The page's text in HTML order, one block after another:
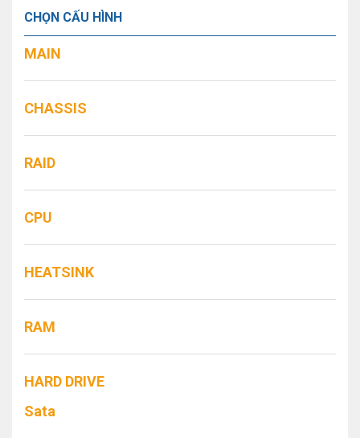
CHỌN CẤU HÌNH
MAIN
CHASSIS
RAID
CPU
HEATSINK
RAM
HARD DRIVE
Sata